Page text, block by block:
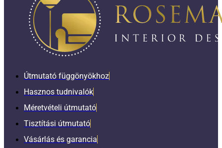
Útmutató függönyökhoz
Hasznos tudnivalók
Méretvételi útmutató
Tisztítási útmutató
Vásárlás és garancia